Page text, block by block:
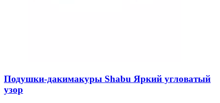
Подушки-дакимакуры Shabu Яркий угловатый
узор